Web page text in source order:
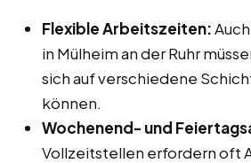
Flexible Arbeitszeiten:
in Mülheim an der Ruhr
sich auf verschiedene
können.
Wochenend- und
Vollzeitstellen erfordern oft